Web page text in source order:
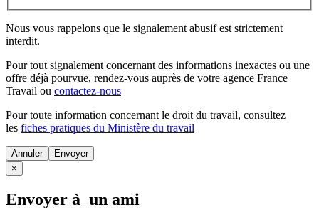
Nous vous rappelons que le signalement abusif est strictement
interdit.
Pour tout signalement concernant des informations inexactes ou une
offre déjà pourvue, rendez-vous auprès de votre agence France
Travail ou contactez-nous
Pour toute information concernant le droit du travail, consultez
les fiches pratiques du Ministère du travail
Annuler
×
Envoyer à un ami